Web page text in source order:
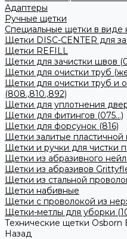
Адаптеры
Ручные щетки
Специальные щетки в виде
Щетки DISC-CENTER для
Щетки REFILL
Щетки для зачистки швов
Щетки для очистки труб
Щетки для очистки труб и
(808.,810.,892)
Щетки для уплотнения
Щетки для фитингов (075...)
Щетки для форсунок (816)
Щетки залитые пластичной
Щетки и ручки для чистки
Щетки из абразивного
Щетки из абразивов
Щетки из стальной
Щетки набивные
Щетки с проволокой из
Щетки-метлы для уборки
Технические щетки Osborn
Назад